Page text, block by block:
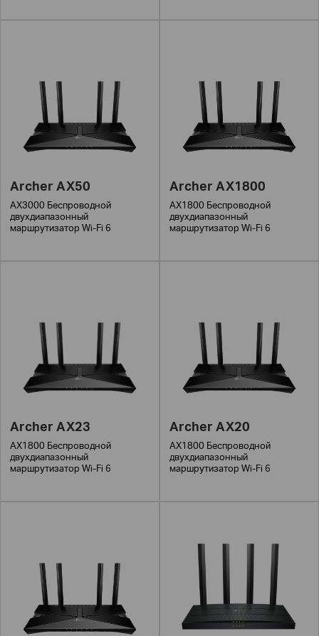
Archer AX50
AX3000 Беспроводной
двухдиапазонный
маршрутизатор Wi-Fi 6
Archer AX1800
AX1800 Беспроводной
двухдиапазонный
маршрутизатор Wi-Fi 6
Archer AX23
AX1800 Беспроводной
двухдиапазонный
маршрутизатор Wi-Fi 6
Archer AX20
AX1800 Беспроводной
двухдиапазонный
маршрутизатор Wi-Fi 6